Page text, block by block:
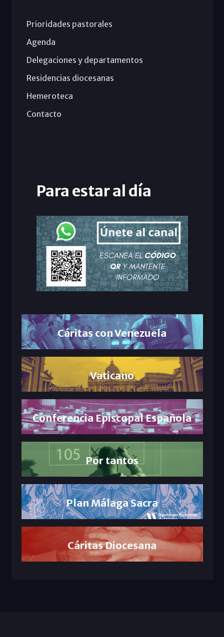
Prioridades pastorales
Agenda
Delegaciones y departamentos
Residencias diocesanas
Hemeroteca
Contacto
Para estar al día
Cáritas con Venezuela
Vaticano
Conferencia Episcopal Española
Por tantos
Plan Málaga Sacra
Cáritas Diocesana